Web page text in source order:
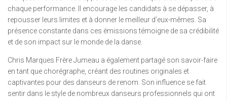
chaque performance. Il encourage les candidats à se dépasser, à
repousser leurs limites et à donner le meilleur d’eux-mêmes. Sa
présence constante dans ces émissions témoigne de sa crédibilité
et de son impact sur le monde de la danse.
Chris Marques Frère Jumeau a également partagé son savoir-faire
en tant que chorégraphe, créant des routines originales et
captivantes pour des danseurs de renom. Son influence se fait
sentir dans le style de nombreux danseurs professionnels qui ont